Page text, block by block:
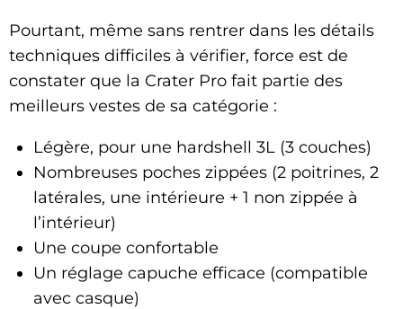
Pourtant, même sans rentrer dans les détails
techniques difficiles à vérifier, force est de
constater que la Crater Pro fait partie des
meilleurs vestes de sa catégorie :
Légère, pour une hardshell 3L (3 couches)
Nombreuses poches zippées (2 poitrines, 2
latérales, une intérieure + 1 non zippée à
l’intérieur)
Une coupe confortable
Un réglage capuche efficace (compatible
avec casque)